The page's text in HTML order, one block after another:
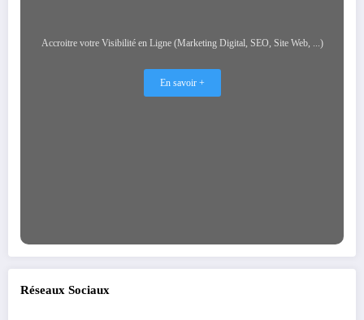
Accroitre votre Visibilité en Ligne (Marketing Digital, SEO, Site Web, ...)
En savoir +
Réseaux Sociaux